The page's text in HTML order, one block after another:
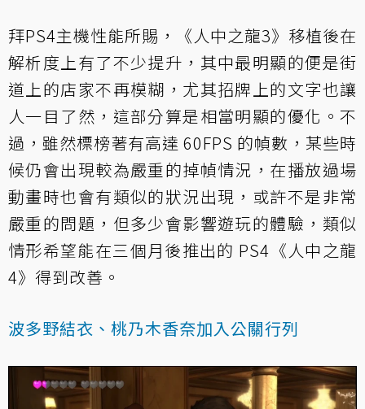
拜PS4主機性能所賜，《人中之龍3》移植後在
解析度上有了不少提升，其中最明顯的便是街
道上的店家不再模糊，尤其招牌上的文字也讓
人一目了然，這部分算是相當明顯的優化。不
過，雖然標榜著有高達 60FPS 的幀數，某些時
候仍會出現較為嚴重的掉幀情況，在播放過場
動畫時也會有類似的狀況出現，或許不是非常
嚴重的問題，但多少會影響遊玩的體驗，類似
情形希望能在三個月後推出的 PS4《人中之龍
4》得到改善。
波多野結衣、桃乃木香奈加入公關行列